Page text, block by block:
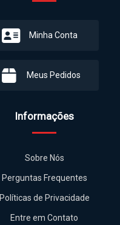
Minha Conta
Meus Pedidos
Informações
Sobre Nós
Perguntas Frequentes
Políticas de Privacidade
Entre em Contato